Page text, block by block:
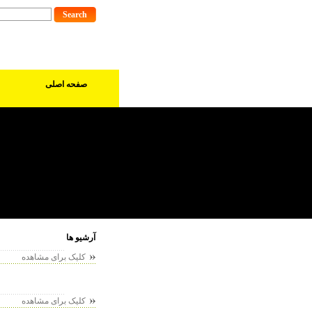
صفحه اصلی
آرشیو ها
کلیک برای مشاهده
کلیک برای مشاهده